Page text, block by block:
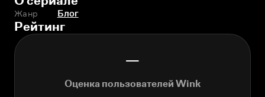
Жанр Блог
Рейтинг
—
Оценка пользователей Wink